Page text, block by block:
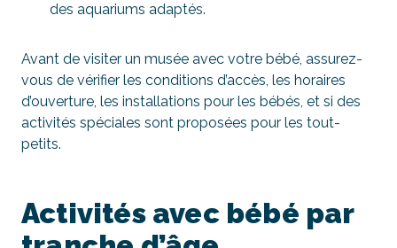
des aquariums adaptés.
Avant de visiter un musée avec votre bébé, assurez-
vous de vérifier les conditions d’accès, les horaires
d’ouverture, les installations pour les bébés, et si des
activités spéciales sont proposées pour les tout-
petits.
Activités avec bébé par